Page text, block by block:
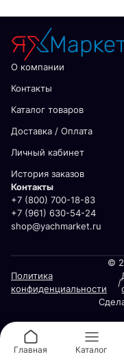
О компании
Контакты
Каталог товаров
Доставка / Оплата
Личный кабинет
История заказов
Контакты
+7 (800) 700-18-83
+7 (961) 630-54-24
shop@yachmarket.ru
©
Политика
конфиденциальности
/
Главная Каталог